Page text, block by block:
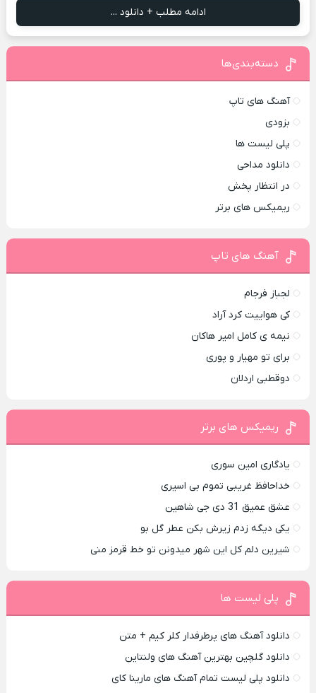
ادامه مطلب + دانلود ...
دسته‌بندی‌ها
آهنگ های تاپ
بزودی
پلی لیست ها
دانلود مداحی
در انتظار پخش
ریمیکس های برتر
آهنگ های تاپ
لجباز فرجام
کی هواییت کرد آراد
نیمه ی کامل امیر هاکان
برای تو مهیار و پوری
دوقطبی اردلان
ریمیکس های برتر
یادگاری امین سوری
خداحافظ غریبی تموم بی اسیری
عشق عمیق 31 دی جی شاهین
یکی دیگه زدم زیرش بکن عطر گل بو
شیرین دلم کل این شهر میدونن تو خط قرمز منی
پلی لیست ها
دانلود آهنگ های پرطرفدار کلر کیم + متن
دانلود گلچین بهترین آهنگ های ولنتاین
دانلود پلی لیست تمام آهنگ های مارینا کای